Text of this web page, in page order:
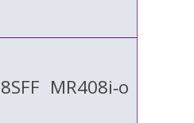
MR408i‑o